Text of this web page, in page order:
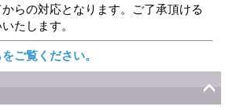
らの対応となります。ご了承頂ける
たします。
ご覧ください。